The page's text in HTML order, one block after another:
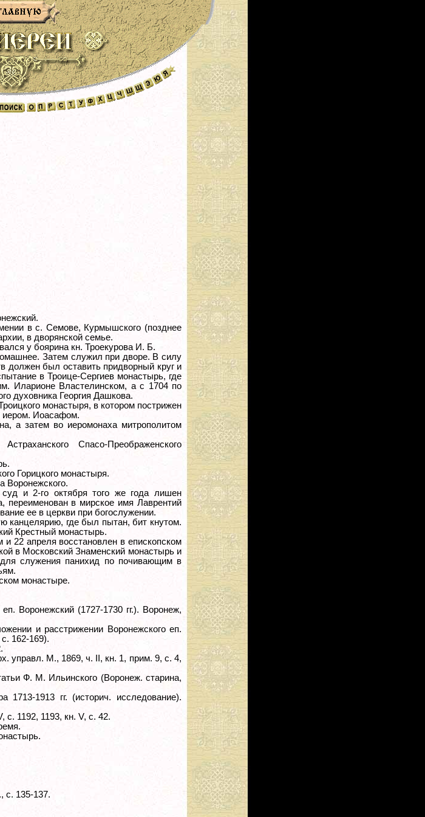
в с. Семове, Курмышского (позднее
в дворянской семье.
у боярина кн. Троекурова И. Б.
Затем служил при дворе. В силу
должен был оставить придворный круг и
в Троице-Сергиев монастырь, где
Иларионе Властелинском, а с 1704 по
духовника Георгия Дашкова.
монастыря, в котором пострижен
иером. Иоасафом.
а затем во иеромонаха митрополитом
Спасо-Преображенского
Горицкого монастыря.
Воронежского.
и 2-го октября того же года лишен
переименован в мирское имя Лаврентий
ее в церкви при богослужении.
канцелярию, где был пытан, бит кнутом.
Крестный монастырь.
и 22 апреля восстановлен в епископском
в Московский Знаменский монастырь и
служения панихид по почивающим в
монастыре.
Воронежский (1727-1730 гг.). Воронеж,
и расстрижении Воронежского еп.
162-169).
управл. М., 1869, ч. II, кн. 1, прим. 9, с. 4,
Ф. М. Ильинского (Воронеж. старина,
1713-1913 гг. (историч. исследование).
1192, 1193, кн. V, с. 42.
с. 135-137.